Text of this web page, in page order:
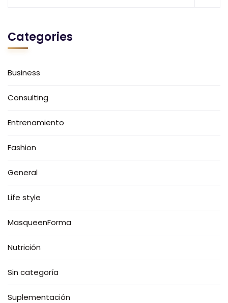
Categories
Business
Consulting
Entrenamiento
Fashion
General
Life style
MasqueenForma
Nutrición
Sin categoría
Suplementación